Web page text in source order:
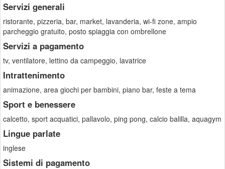
Servizi generali
ristorante, pizzeria, bar, market, lavanderia, wi-fi zone, ampio
parcheggio gratuito, posto spiaggia con ombrellone
Servizi a pagamento
tv, ventilatore, lettino da campeggio, lavatrice
Intrattenimento
animazione, area giochi per bambini, piano bar, feste a tema
Sport e benessere
calcetto, sport acquatici, pallavolo, ping pong, calcio balilla, aquagym
Lingue parlate
inglese
Sistemi di pagamento